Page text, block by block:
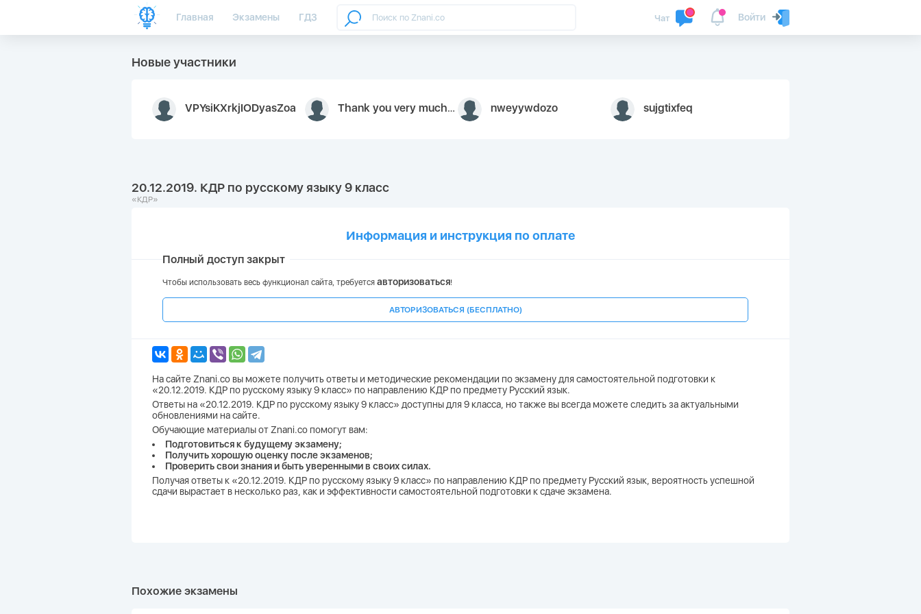
Главная Экзамены ГДЗ Войти
Чат
Новые участники
VPYsiKXrkjIODyasZoa Thank you very much for your inquiry We appreciate you 9126052 https://youtube.com faceapple ! nweyywdozo sujgtixfeq
20.12.2019. КДР по русскому языку 9 класс
«КДР»
Информация и инструкция по оплате
Полный доступ закрыт
Чтобы использовать весь функционал сайта, требуется авторизоваться!
АВТОРИЗОВАТЬСЯ (БЕСПЛАТНО)
На сайте Znani.co вы можете получить ответы и методические рекомендации по экзамену для самостоятельной подготовки к
«20.12.2019. КДР по русскому языку 9 класс» по направлению КДР по предмету Русский язык.
Ответы на «20.12.2019. КДР по русскому языку 9 класс» доступны для 9 класса, но также вы всегда можете следить за актуальными
обновлениями на сайте.
Обучающие материалы от Znani.co помогут вам:
Подготовиться к будущему экзамену;
Получить хорошую оценку после экзаменов;
Проверить свои знания и быть уверенными в своих силах.
Получая ответы к «20.12.2019. КДР по русскому языку 9 класс» по направлению КДР по предмету Русский язык, вероятность успешной
сдачи вырастает в несколько раз, как и эффективности самостоятельной подготовки к сдаче экзамена.
Похожие экзамены